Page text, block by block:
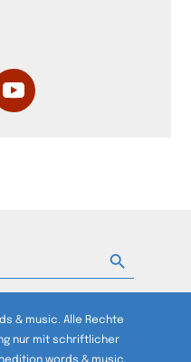
& music. Alle Rechte
nur mit schriftlicher
words & music.